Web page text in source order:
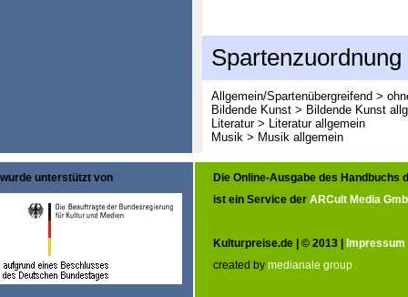
Spartenzuordnung
Allgemein/Spartenübergreifend >
Bildende Kunst > Bildende Kunst
Literatur > Literatur allgemein
Musik > Musik allgemein
wurde unterstützt von
Die Online-Ausgabe des Handbuchs
ist ein Service der ARCult Media
Kulturpreise.de | © 2013 | Impressum
created by medianale group